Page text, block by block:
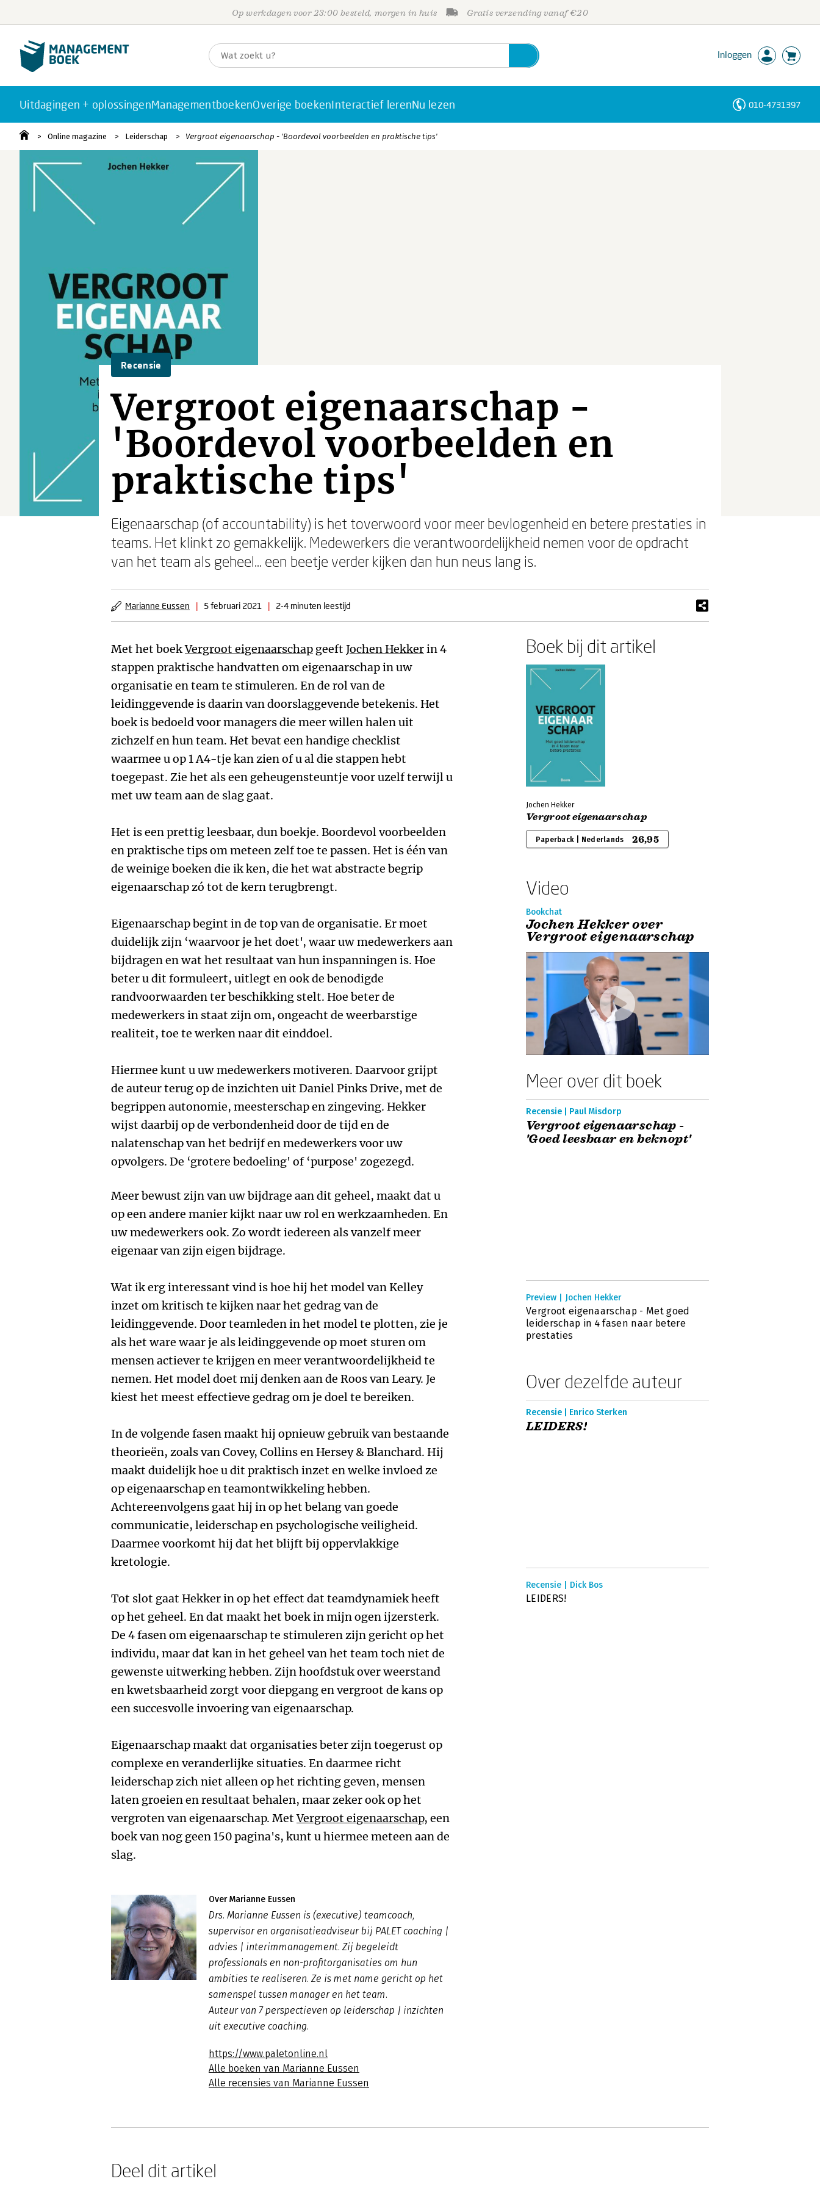
Op werkdagen voor 23:00 besteld, morgen in huis Gratis verzending vanaf €20
Inloggen
Uitdagingen + oplossingenManagementboekenOverige boekenInteractief lerenNu lezen 010-4731397
Online magazine Leiderschap Vergroot eigenaarschap - 'Boordevol voorbeelden en praktische tips'
Recensie
Vergroot eigenaarschap -
'Boordevol voorbeelden en
praktische tips'
Eigenaarschap (of accountability) is het toverwoord voor meer bevlogenheid en betere prestaties in
teams. Het klinkt zo gemakkelijk. Medewerkers die verantwoordelijkheid nemen voor de opdracht
van het team als geheel... een beetje verder kijken dan hun neus lang is.
Marianne Eussen | 5 februari 2021 | 2-4 minuten leestijd
Met het boekVergroot eigenaarschap geeft Jochen Hekkerin 4
stappen praktische handvatten om eigenaarschap in uw
organisatie en team te stimuleren. En de rol van de
leidinggevende is daarin van doorslaggevende betekenis. Het
boek is bedoeld voor managers die meer willen halen uit
zichzelf en hun team. Het bevat een handige checklist
waarmee u op 1 A4-tje kan zien of u al die stappen hebt
toegepast. Zie het als een geheugensteuntje voor uzelf terwijl u
met uw team aan de slag gaat.
Het is een prettig leesbaar, dun boekje. Boordevol voorbeelden
en praktische tips om meteen zelf toe te passen. Het is één van
de weinige boeken die ik ken, die het wat abstracte begrip
eigenaarschap zó tot de kern terugbrengt.
Eigenaarschap begint in de top van de organisatie. Er moet
duidelijk zijn ‘waarvoor je het doet', waar uw medewerkers aan
bijdragen en wat het resultaat van hun inspanningen is. Hoe
beter u dit formuleert, uitlegt en ook de benodigde
randvoorwaarden ter beschikking stelt. Hoe beter de
medewerkers in staat zijn om, ongeacht de weerbarstige
realiteit, toe te werken naar dit einddoel.
Hiermee kunt u uw medewerkers motiveren. Daarvoor grijpt
de auteur terug op de inzichten uit Daniel Pinks Drive, met de
begrippen autonomie, meesterschap en zingeving. Hekker
wijst daarbij op de verbondenheid door de tijd en de
nalatenschap van het bedrijf en medewerkers voor uw
opvolgers. De ‘grotere bedoeling' of ‘purpose' zogezegd.
Meer bewust zijn van uw bijdrage aan dit geheel, maakt dat u
op een andere manier kijkt naar uw rol en werkzaamheden. En
uw medewerkers ook. Zo wordt iedereen als vanzelf meer
eigenaar van zijn eigen bijdrage.
Wat ik erg interessant vind is hoe hij het model van Kelley
inzet om kritisch te kijken naar het gedrag van de
leidinggevende. Door teamleden in het model te plotten, zie je
als het ware waar je als leidinggevende op moet sturen om
mensen actiever te krijgen en meer verantwoordelijkheid te
nemen. Het model doet mij denken aan de Roos van Leary. Je
kiest het meest effectieve gedrag om je doel te bereiken.
In de volgende fasen maakt hij opnieuw gebruik van bestaande
theorieën, zoals van Covey, Collins en Hersey & Blanchard. Hij
maakt duidelijk hoe u dit praktisch inzet en welke invloed ze
op eigenaarschap en teamontwikkeling hebben.
Achtereenvolgens gaat hij in op het belang van goede
communicatie, leiderschap en psychologische veiligheid.
Daarmee voorkomt hij dat het blijft bij oppervlakkige
kretologie.
Tot slot gaat Hekker in op het effect dat teamdynamiek heeft
op het geheel. En dat maakt het boek in mijn ogen ijzersterk.
De 4 fasen om eigenaarschap te stimuleren zijn gericht op het
individu, maar dat kan in het geheel van het team toch niet de
gewenste uitwerking hebben. Zijn hoofdstuk over weerstand
en kwetsbaarheid zorgt voor diepgang en vergroot de kans op
een succesvolle invoering van eigenaarschap.
Eigenaarschap maakt dat organisaties beter zijn toegerust op
complexe en veranderlijke situaties. En daarmee richt
leiderschap zich niet alleen op het richting geven, mensen
laten groeien en resultaat behalen, maar zeker ook op het
vergroten van eigenaarschap. MetVergroot eigenaarschap, een
boek van nog geen 150 pagina's, kunt u hiermee meteen aan de
slag.
Over Marianne Eussen
Drs. Marianne Eussen is (executive) teamcoach,
supervisor en organisatieadviseur bij PALET coaching |
advies | interimmanagement. Zij begeleidt
professionals en non-profitorganisaties om hun
ambities te realiseren. Ze is met name gericht op het
samenspel tussen manager en het team.
Auteur van 7 perspectieven op leiderschap | inzichten
uit executive coaching.
https://www.paletonline.nl
Alle boeken van Marianne Eussen
Alle recensies van Marianne Eussen
Boek bij dit artikel
Jochen Hekker
Vergroot eigenaarschap
Paperback | Nederlands 26,95
Video
Bookchat
Jochen Hekker over
Vergroot eigenaarschap
Meer over dit boek
Recensie | Paul Misdorp
Vergroot eigenaarschap -
'Goed leesbaar en beknopt'
Preview | Jochen Hekker
Vergroot eigenaarschap - Met goed
leiderschap in 4 fasen naar betere
prestaties
Over dezelfde auteur
Recensie | Enrico Sterken
LEIDERS!
Recensie | Dick Bos
LEIDERS!
Deel dit artikel
Personen